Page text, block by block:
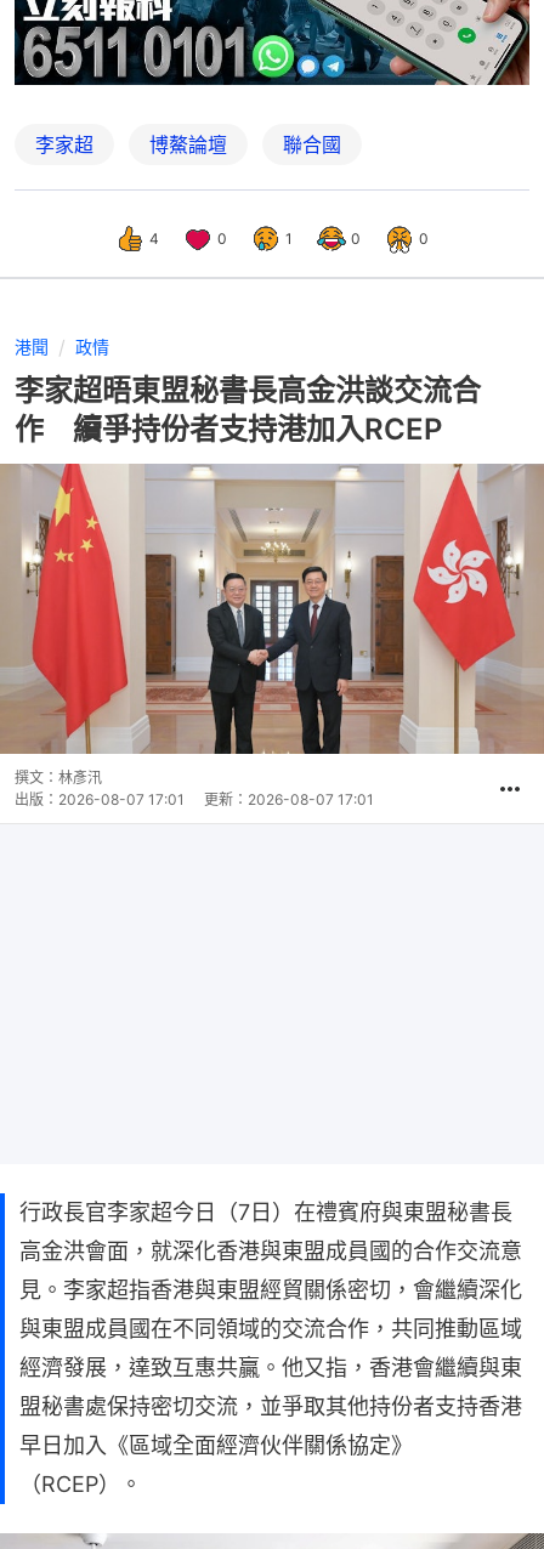
李家超 博鰲論壇 聯合國
4 0 1 0 0
港聞 政情
李家超晤東盟秘書長高金洪談交流合
作 續爭持份者支持港加入RCEP
撰文： 林彥汛
出版： 2026-08-07 17:01 更新： 2026-08-07 17:01
行政長官李家超今日（7日）在禮賓府與東盟秘書長
高金洪會面，就深化香港與東盟成員國的合作交流意
見。李家超指香港與東盟經貿關係密切，會繼續深化
與東盟成員國在不同領域的交流合作，共同推動區域
經濟發展，達致互惠共贏。他又指，香港會繼續與東
盟秘書處保持密切交流，並爭取其他持份者支持香港
早日加入《區域全面經濟伙伴關係協定》
（RCEP）。